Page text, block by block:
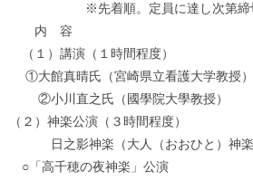
※先着順。定員に達し次第締
内 容
（１）講演（１時間程度）
①大館真晴氏（宮崎県立看護大学教授）
②小川直之氏（國學院大學教授）
（２）神楽公演（３時間程度）
日之影神楽（大人（おおひと）神楽
○「高千穂の夜神楽」公演